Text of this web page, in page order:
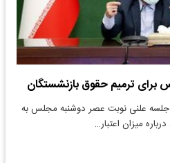
جلسه علنی نوبت عصر دوشنبه مجلس به
میزان اعتبار…